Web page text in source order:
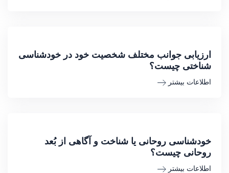
ارزیابی جوانب مختلف شخصیت خود در خودشناسی
شناختی چیست؟
اطلاعات بیشتر
خودشناسی روحانی یا شناخت و آگاهی از بُعد
روحانی چیست؟
اطلاعات بیشتر